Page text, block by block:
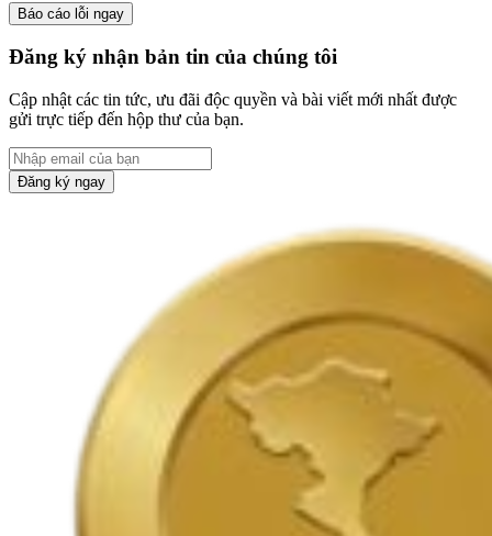
Báo cáo lỗi ngay
Đăng ký nhận bản tin của chúng tôi
Cập nhật các tin tức, ưu đãi độc quyền và bài viết mới nhất được
gửi trực tiếp đến hộp thư của bạn.
Đăng ký ngay